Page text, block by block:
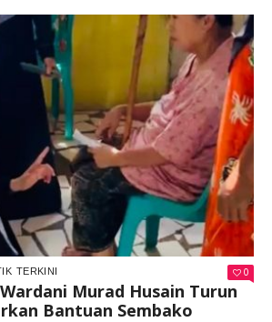
TERKINI 0
Murad Husain Turun
Bantuan Sembako